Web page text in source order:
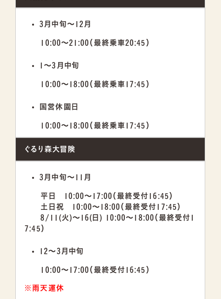
3月中旬～12月
10:00～21:00（最終乗車20:45）
1～3月中旬
10:00～18:00（最終乗車17:45）
国営休園日
10:00～18:00（最終乗車17:45）
ぐるり森大冒険
3月中旬～11月
平日 10:00～17:00（最終受付16:45）
土日祝 10:00～18:00（最終受付17:45）
8/11(火)～16(日) 10:00～18:00（最終受付1
7:45）
12～3月中旬
10:00～17:00（最終受付16:45）
※雨天運休